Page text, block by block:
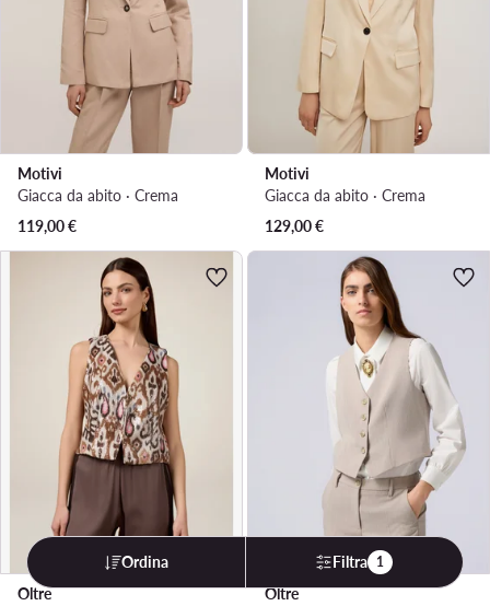
Motivi
Giacca da abito · Crema
119,00€
Motivi
Giacca da abito · Crema
129,00€
Oltre
Oltre
Ordina Filtra 1